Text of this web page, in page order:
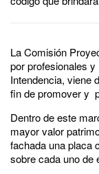
La Comisión
por profesionales
Intendencia, viene
fin de promover y
Dentro de este
mayor valor
fachada una placa
sobre cada uno de